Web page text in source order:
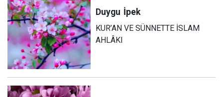
Duygu İpek
KUR’AN VE SÜNNETTE İSLAM
AHLÂKI